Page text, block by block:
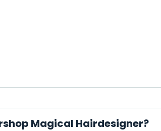
Magical Hairdesigner?